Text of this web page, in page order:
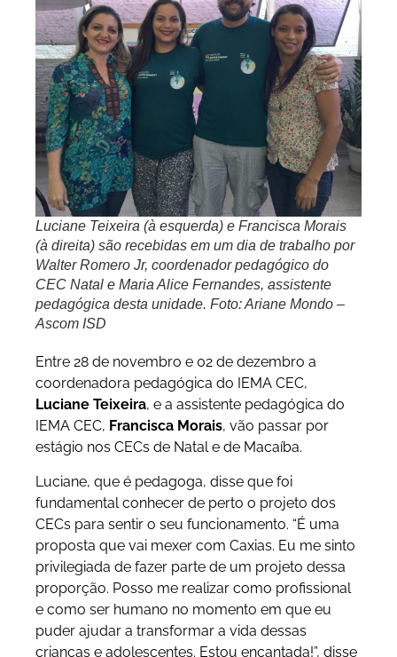
Luciane Teixeira (à esquerda) e Francisca Morais
(à direita) são recebidas em um dia de trabalho por
Walter Romero Jr, coordenador pedagógico do
CEC Natal e Maria Alice Fernandes, assistente
pedagógica desta unidade. Foto: Ariane Mondo –
Ascom ISD
Entre 28 de novembro e 02 de dezembro a
coordenadora pedagógica do IEMA CEC,
Luciane Teixeira, e a assistente pedagógica do
IEMA CEC, Francisca Morais, vão passar por
estágio nos CECs de Natal e de Macaíba.
Luciane, que é pedagoga, disse que foi
fundamental conhecer de perto o projeto dos
CECs para sentir o seu funcionamento. “É uma
proposta que vai mexer com Caxias. Eu me sinto
privilegiada de fazer parte de um projeto dessa
proporção. Posso me realizar como profissional
e como ser humano no momento em que eu
puder ajudar a transformar a vida dessas
crianças e adolescentes. Estou encantada!”, disse